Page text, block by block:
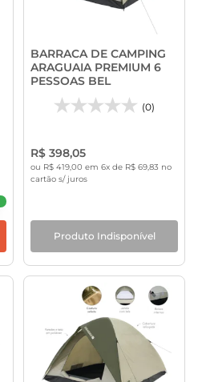
BARRACA DE CAMPING
ARAGUAIA PREMIUM 6
PESSOAS BEL
(0)
R$ 398,05
ou R$ 419,00 em 6x de R$ 69,83 no
cartão s/ juros
Produto Indisponível